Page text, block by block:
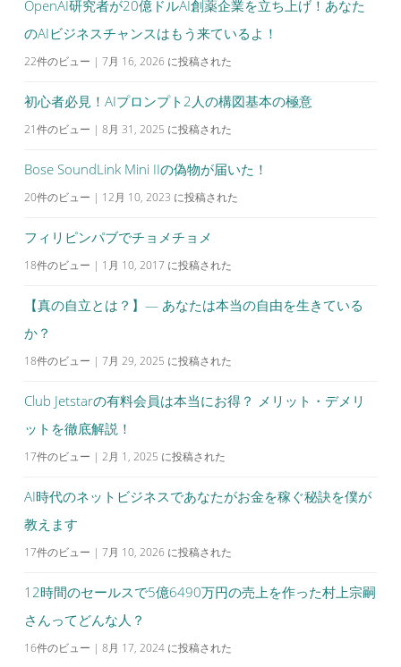
OpenAI研究者が20億ドルAI創薬企業を立ち上げ！あなた
のAIビジネスチャンスはもう来ているよ！
22件のビュー | 7月 16, 2026 に投稿された
初心者必見！AIプロンプト2人の構図基本の極意
21件のビュー | 8月 31, 2025 に投稿された
Bose SoundLink Mini IIの偽物が届いた！
20件のビュー | 12月 10, 2023 に投稿された
フィリピンパブでチョメチョメ
18件のビュー | 1月 10, 2017 に投稿された
【真の自立とは？】— あなたは本当の自由を生きている
か？
18件のビュー | 7月 29, 2025 に投稿された
Club Jetstarの有料会員は本当にお得？ メリット・デメリ
ットを徹底解説！
17件のビュー | 2月 1, 2025 に投稿された
AI時代のネットビジネスであなたがお金を稼ぐ秘訣を僕が
教えます
17件のビュー | 7月 10, 2026 に投稿された
12時間のセールスで5億6490万円の売上を作った村上宗嗣
さんってどんな人？
16件のビュー | 8月 17, 2024 に投稿された